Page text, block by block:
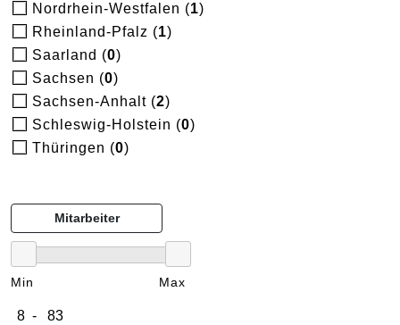
Nordrhein-Westfalen (1)
Rheinland-Pfalz (1)
Saarland (0)
Sachsen (0)
Sachsen-Anhalt (2)
Schleswig-Holstein (0)
Thüringen (0)
Mitarbeiter
Min Max